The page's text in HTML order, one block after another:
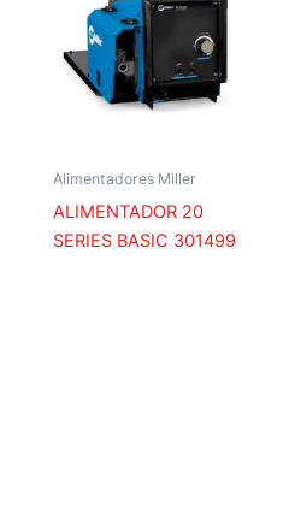
Alimentadores Miller
ALIMENTADOR 20
SERIES BASIC 301499